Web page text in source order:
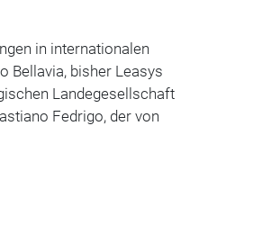
in internationalen
Bellavia, bisher Leasys
Landegesellschaft
Fedrigo, der von